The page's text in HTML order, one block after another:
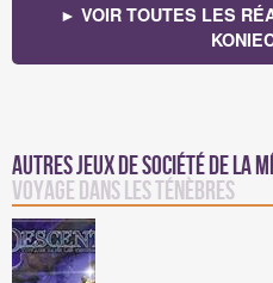
► VOIR TOUTES LES
Autres jeux de société de la
Voyage dans les Ténèbres